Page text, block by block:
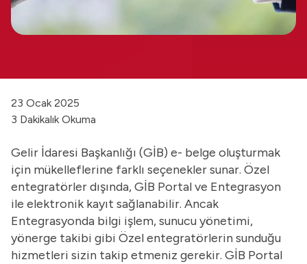
23 Ocak 2025
3 Dakikalık Okuma
Gelir İdaresi Başkanlığı (GİB) e- belge oluşturmak
için mükelleflerine farklı seçenekler sunar. Özel
entegratörler dışında, GİB Portal ve Entegrasyon
ile elektronik kayıt sağlanabilir. Ancak
Entegrasyonda bilgi işlem, sunucu yönetimi,
yönerge takibi gibi Özel entegratörlerin sunduğu
hizmetleri sizin takip etmeniz gerekir. GİB Portal